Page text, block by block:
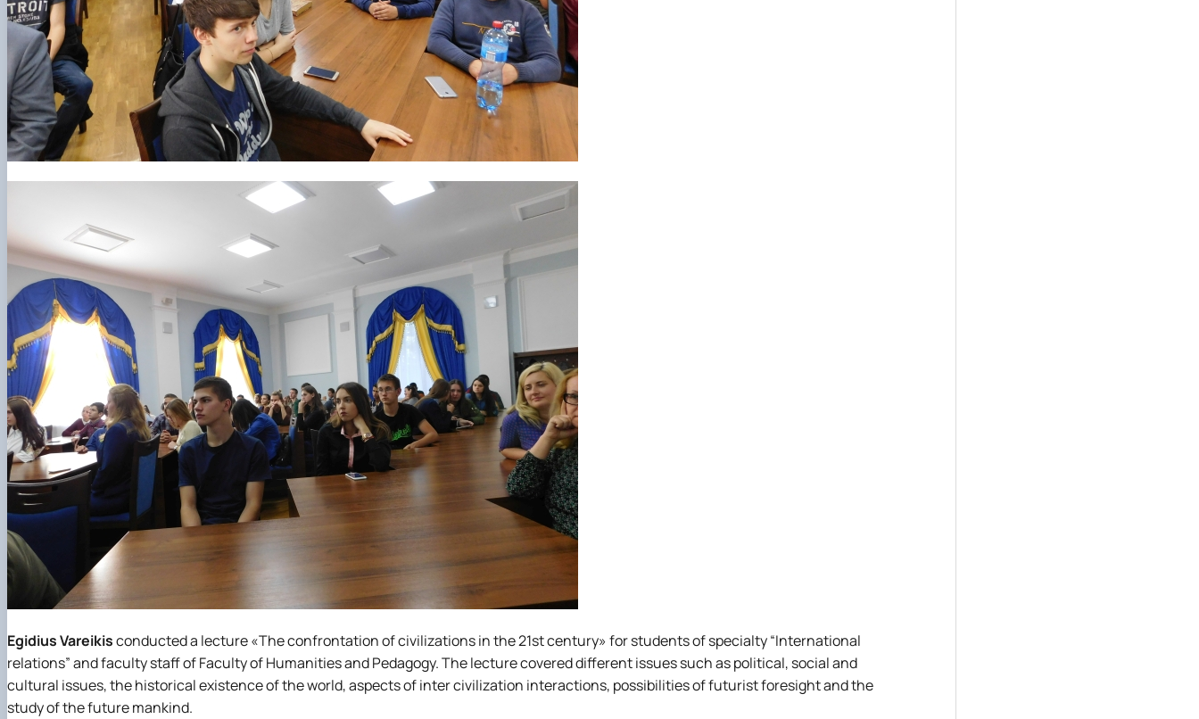
Egidius Vareikisconducted a lecture «The confrontation of civilizations in the 21st century» for students of specialty “International
relations” and faculty staff of Faculty of Humanities and Pedagogy. The lecture covered different issues such as political, social and
cultural issues, the historical existence of the world, aspects of inter civilization interactions, possibilities of futurist foresight and the
study of the future mankind.